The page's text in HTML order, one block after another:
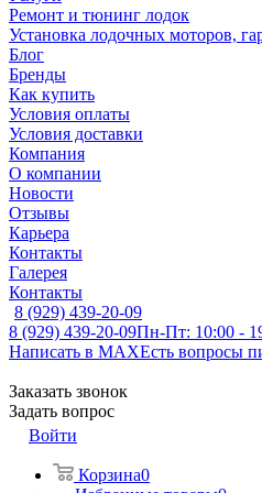
Ремонт и тюнинг лодок
Установка лодочных моторов,
Блог
Бренды
Как купить
Условия оплаты
Условия доставки
Компания
О компании
Новости
Отзывы
Карьера
Контакты
Галерея
Контакты
8 (929) 439-20-09
8 (929) 439-20-09Пн-Пт: 10:00 -
Написать в MAXЕсть вопросы
Заказать звонок
Задать вопрос
Войти
Корзина0